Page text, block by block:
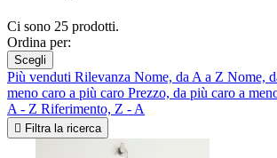
Ci sono 25 prodotti.
Ordina per:
Scegli
Più venduti Rilevanza Nome, da A a Z Nome,
meno caro a più caro Prezzo, da più caro a
A - Z Riferimento, Z - A
 Filtra la ricerca